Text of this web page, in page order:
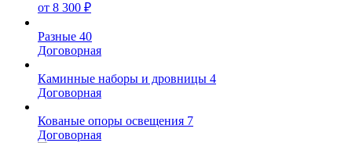
от 8 300 ₽
Разные 40
Договорная
Каминные наборы и дровницы 4
Договорная
Кованые опоры освещения 7
Договорная